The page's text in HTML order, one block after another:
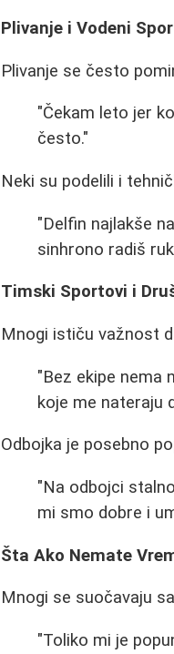
Plivanje i Vodeni
Plivanje se često
"Čekam leto jer
često."
Neki su podelili i
"Delfin najlakše
sinhrono radiš
Timski Sportovi i
Mnogi ističu važnost
"Bez ekipe nema
koje me nateraju
Odbojka je posebno
"Na odbojci
mi smo dobre i
Šta Ako Nemate
Mnogi se suočavaju
"Toliko mi je